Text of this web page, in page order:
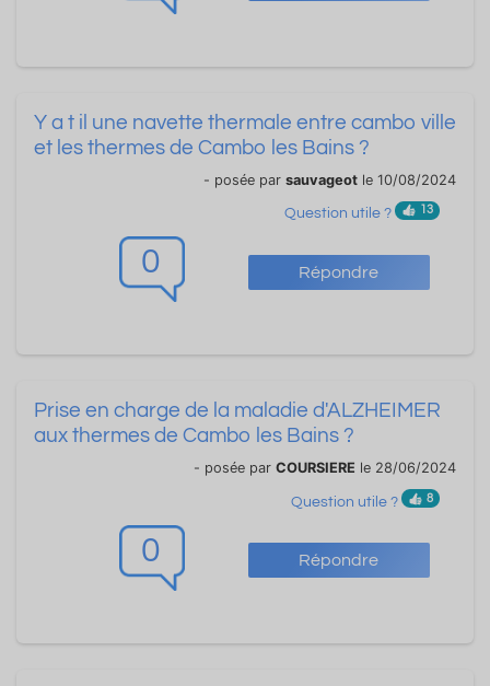
0 Répondre
Y a t il une navette thermale entre cambo ville
et les thermes de Cambo les Bains ?
- posée par sauvageot le 10/08/2024
Question utile ? 13
0 Répondre
Prise en charge de la maladie d'ALZHEIMER
aux thermes de Cambo les Bains ?
- posée par COURSIERE le 28/06/2024
Question utile ? 8